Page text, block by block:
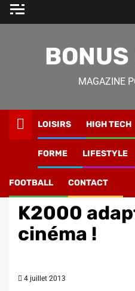
Skip
BONUS
MAGAZINE
LOISIRS HIGH TECH
FORME LIFESTYLE
FOOTBALL CONTACT
K2000
cinéma !
4 juillet 2013